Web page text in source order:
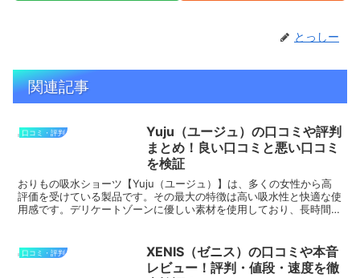
とっしー
関連記事
口コミ・評判
Yuju（ユージュ）の口コミや評判
まとめ！良い口コミと悪い口コミ
を検証
おりもの吸水ショーツ【Yuju（ユージュ）】は、多くの女性から高
評価を受けている製品です。その最大の特徴は高い吸水性と快適な使
用感です。デリケートゾーンに優しい素材を使用しており、長時間の
口コミ・評判
XENIS（ゼニス）の口コミや本音
レビュー！評判・値段・速度を徹